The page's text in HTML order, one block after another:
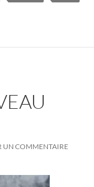
UN COMMENTAIRE